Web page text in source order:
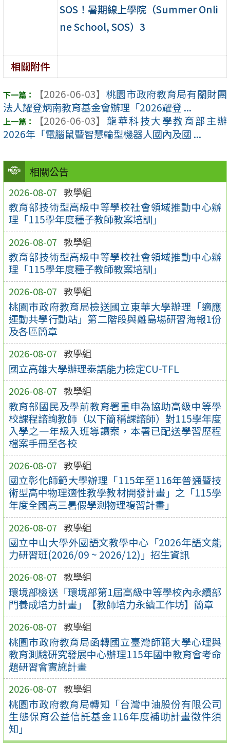
相關公告
2026-08-07 教學組
教育部技術型高級中等學校社會領域推動中心辦
理「115學年度種子教師教案培訓」
2026-08-07 教學組
教育部技術型高級中等學校社會領域推動中心辦
理「115學年度種子教師教案培訓」
2026-08-07 教學組
桃園市政府教育局檢送國立東華大學辦理「適應
運動共學行動站」第二階段與離島場研習海報1份
及各區簡章
2026-08-07 教學組
國立高雄大學辦理泰語能力檢定CU-TFL
2026-08-07 教學組
教育部國民及學前教育署重申為協助高級中等學
校課程諮詢教師（以下簡稱課諮師）對115學年度
入學之一年級入班導讀案，本署已配送學習歷程
檔案手冊至各校
2026-08-07 教學組
國立彰化師範大學辦理「115年至116年普通暨技
術型高中物理適性教學教材開發計畫」之「115學
年度全國高三暑假學測物理複習計畫」
2026-08-07 教學組
國立中山大學外國語文教學中心「2026年語文能
力研習班(2026/09 ~ 2026/12)」招生資訊
2026-08-07 教學組
環境部檢送「環境部第1屆高級中等學校內永續部
門養成培力計畫」【教師培力永續工作坊】簡章
2026-08-07 教學組
桃園市政府教育局函轉國立臺灣師範大學心理與
教育測驗研究發展中心辦理115年國中教育會考命
題研習會實施計畫
2026-08-07 教學組
桃園市政府教育局轉知「台灣中油股份有限公司
生態保育公益信託基金116年度補助計畫徵件須
知」
SOS！暑期線上學院（Summer Onli
ne School, SOS）3
相關附件
【2026-06-03】 桃園市政府教育局有關財團
法人耀登炳南教育基金會辦理「2026耀登 ...
【2026-06-03】 龍華科技大學教育部主辦
2026年「電腦鼠暨智慧輪型機器人國內及國 ...